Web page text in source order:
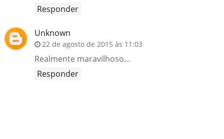
Responder
Unknown
22 de agosto de 2015 às 11:03
Realmente maravilhoso...
Responder